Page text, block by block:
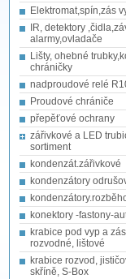
Elektromat,spín,zás
IR, detektory
alarmy,ovladače
Lišty, ohebné
chráničky
nadproudové relé
Proudové chrániče
přepěťové ochrany
zářivkové a LED
sortiment
kondenzát.zářivkové
kondenzátory
konektory -fastony-
krabice pod vyp a
rozvodné, lištové
krabice rozvod,
skříně, S-Box